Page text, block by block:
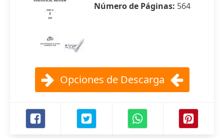
Número de Páginas: 564
Opciones de Descarga